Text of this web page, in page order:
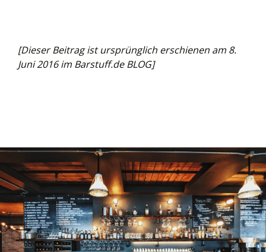
[Dieser Beitrag ist ursprünglich erschienen am 8.
Juni 2016 im Barstuff.de BLOG]